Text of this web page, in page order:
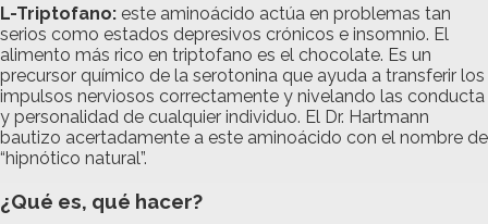
L-Triptofano: este aminoácido actúa en problemas tan
serios como estados depresivos crónicos e insomnio. El
alimento más rico en triptofano es el chocolate. Es un
precursor químico de la serotonina que ayuda a transferir los
impulsos nerviosos correctamente y nivelando las conducta
y personalidad de cualquier individuo. El Dr. Hartmann
bautizo acertadamente a este aminoácido con el nombre de
“hipnótico natural”.
¿Qué es, qué hacer?